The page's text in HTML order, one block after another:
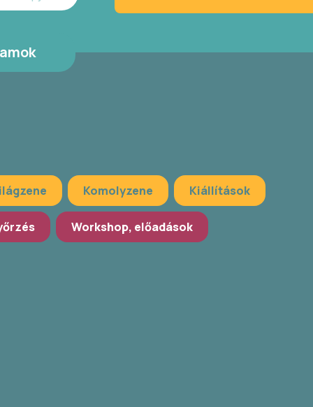
Komolyzene Kiállítások
Workshop, előadások